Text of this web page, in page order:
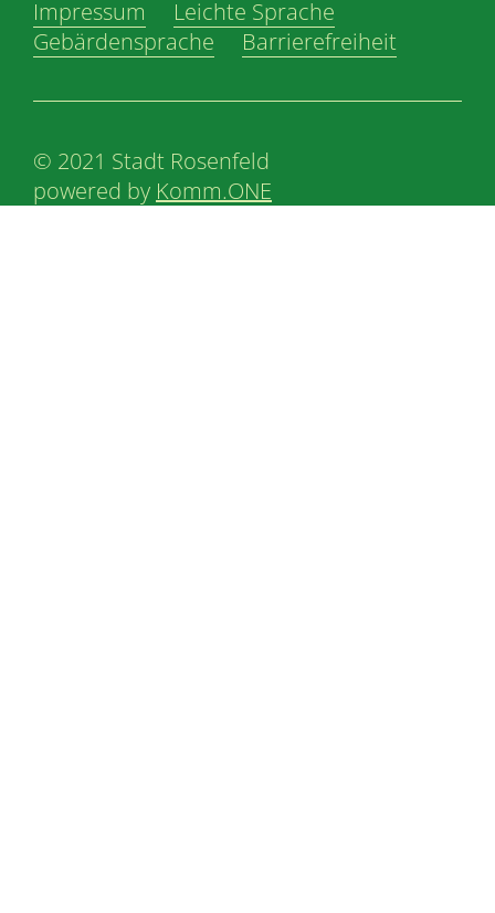
Impressum
Leichte Sprache
Gebärdensprache
Barrierefreiheit
© 2021 Stadt Rosenfeld
powered by Komm.ONE